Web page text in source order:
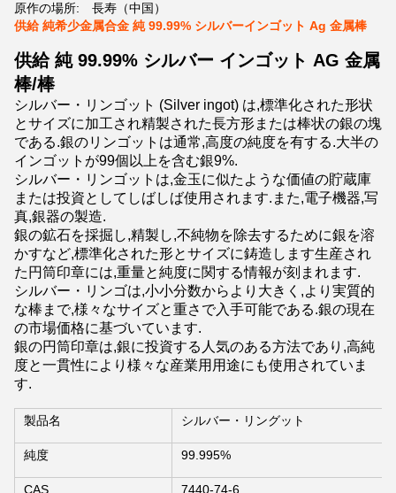
原作の場所:
長寿（中国）
供給 純希少金属合金 純 99.99% シルバーインゴット Ag 金属棒
供給 純 99.99% シルバー インゴット AG 金属
棒/棒
シルバー・リンゴット (Silver ingot) は,標準化された形状
とサイズに加工され精製された長方形または棒状の銀の塊
である.銀のリンゴットは通常,高度の純度を有する.大半の
インゴットが99個以上を含む銀9%.
シルバー・リンゴットは,金玉に似たような価値の貯蔵庫
または投資としてしばしば使用されます.また,電子機器,写
真,銀器の製造.
銀の鉱石を採掘し,精製し,不純物を除去するために銀を溶
かすなど,標準化された形とサイズに鋳造します生産され
た円筒印章には,重量と純度に関する情報が刻まれます.
シルバー・リンゴは,小小分数からより大きく,より実質的
な棒まで,様々なサイズと重さで入手可能である.銀の現在
の市場価格に基づいています.
銀の円筒印章は,銀に投資する人気のある方法であり,高純
度と一貫性により様々な産業用用途にも使用されていま
す.
製品名 シルバー・リングット
純度 99.995%
CAS 7440-74-6